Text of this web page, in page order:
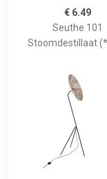
€ 6.49
Seuthe 101
Stoomdestillaat